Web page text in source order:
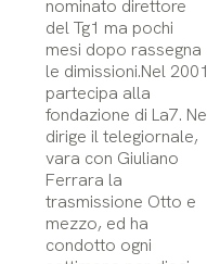
nominato direttore
del Tg1 ma pochi
mesi dopo rassegna
le dimissioni.Nel 2001
partecipa alla
fondazione di La7. Ne
dirige il telegiornale,
vara con Giuliano
Ferrara la
trasmissione Otto e
mezzo, ed ha
condotto ogni